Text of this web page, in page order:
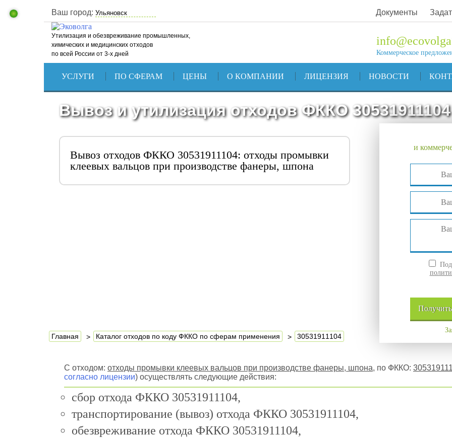
Ваш город: Документы
Утилизация и обезвреживание промышленных,
химических и медицинских отходов
по всей России от 3-х дней
Коммерческое
УСЛУГИ ПО СФЕРАМ ЦЕНЫ О КОМПАНИИ ЛИЦЕНЗИЯ НОВОСТИ
Вывоз и утилизация отходов ФККО 30531911104
Вывоз отходов ФККО 30531911104: отходы промывки
клеевых вальцов при производстве фанеры, шпона
и
Получить
Главная Каталог отходов по коду ФККО по сферам применения 30531911104
С отходом: отходы промывки клеевых вальцов при производстве фанеры, шпона, по ФККО:
согласно лицензии) осуществлять следующие действия:
сбор отхода ФККО 30531911104,
транспортирование (вывоз) отхода ФККО 30531911104,
обезвреживание отхода ФККО 30531911104,